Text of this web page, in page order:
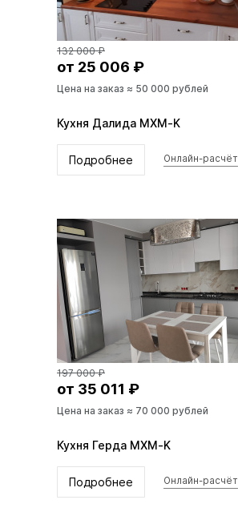
132 000 ₽
от 25 006 ₽
Цена на заказ ≈ 50 000 рублей
Кухня Далида MXM-K
Подробнее Онлайн-расчёт
197 000 ₽
от 35 011 ₽
Цена на заказ ≈ 70 000 рублей
Кухня Герда MXM-K
Подробнее Онлайн-расчёт